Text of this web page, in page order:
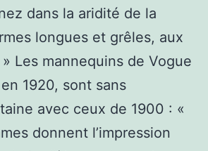
dans la aridité de la
longues et grêles, aux
Les mannequins de Vogue
1920, sont sans
avec ceux de 1900 : «
donnent l’impression